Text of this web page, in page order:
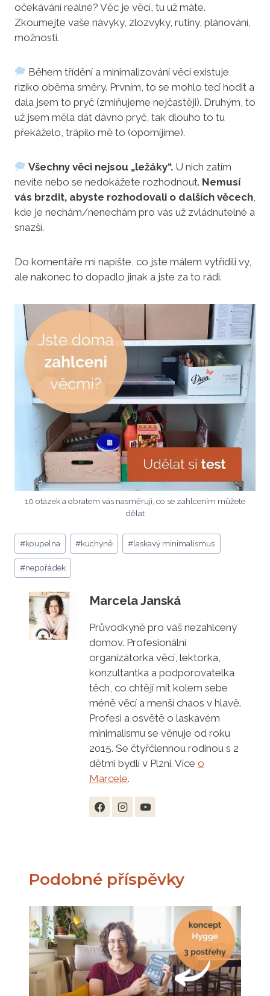
očekávání reálné? Věc je věcí, tu už máte.
Zkoumejte vaše návyky, zlozvyky, rutiny, plánování,
možnosti.
Během třídění a minimalizování věcí existuje
riziko oběma směry. Prvním, to se mohlo teď hodit a
dala jsem to pryč (zmiňujeme nejčastěji). Druhým, to
už jsem měla dát dávno pryč, tak dlouho to tu
překáželo, trápilo mě to (opomíjíme).
Všechny věci nejsou „ležáky“. U nich zatím
nevíte nebo se nedokážete rozhodnout. Nemusí
vás brzdit, abyste rozhodovali o dalších věcech,
kde je nechám/nenechám pro vás už zvládnutelné a
snazší.
Do komentáře mi napište, co jste málem vytřídili vy,
ale nakonec to dopadlo jinak a jste za to rádi.
10 otázek a obratem vás nasměruji, co se zahlcením můžete
dělat
Štítky
příspěvků:
#koupelna #kuchyně #laskavý minimalismus
#nepořádek
Marcela Janská
Průvodkyně pro váš nezahlcený
domov. Profesionální
organizátorka věcí, lektorka,
konzultantka a podporovatelka
těch, co chtějí mít kolem sebe
méně věcí a menší chaos v hlavě.
Profesi a osvětě o laskavém
minimalismu se věnuje od roku
2015. Se čtyřčlennou rodinou s 2
dětmi bydlí v Plzni. Více o
Marcele.
Podobné příspěvky